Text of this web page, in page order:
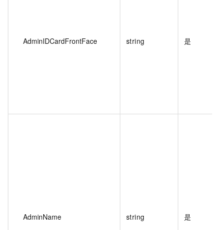
AdminIDCardFrontFace string 是
AdminName string 是